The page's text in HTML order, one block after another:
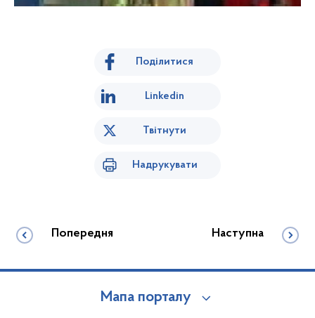
Поділитися
Linkedin
Твітнути
Надрукувати
Попередня Наступна
Мапа порталу